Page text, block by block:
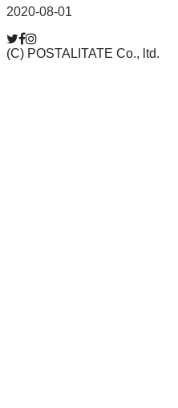
2020-08-01
(C) POSTALITATE Co., ltd.